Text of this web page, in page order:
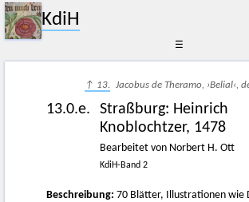
KdiH
☰
↑ 13. Jacobus de Theramo, ›Belial‹,
13.0.e. Straßburg: Heinrich
Knoblochtzer, 1478
Bearbeitet von Norbert H. Ott
KdiH-Band 2
Beschreibung: 70 Blätter, Illustrationen wie